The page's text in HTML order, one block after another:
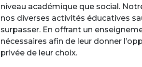
niveau académique que social.
nos diverses activités éducatives
surpasser. En offrant un
nécessaires afin de leur donner
privée de leur choix.